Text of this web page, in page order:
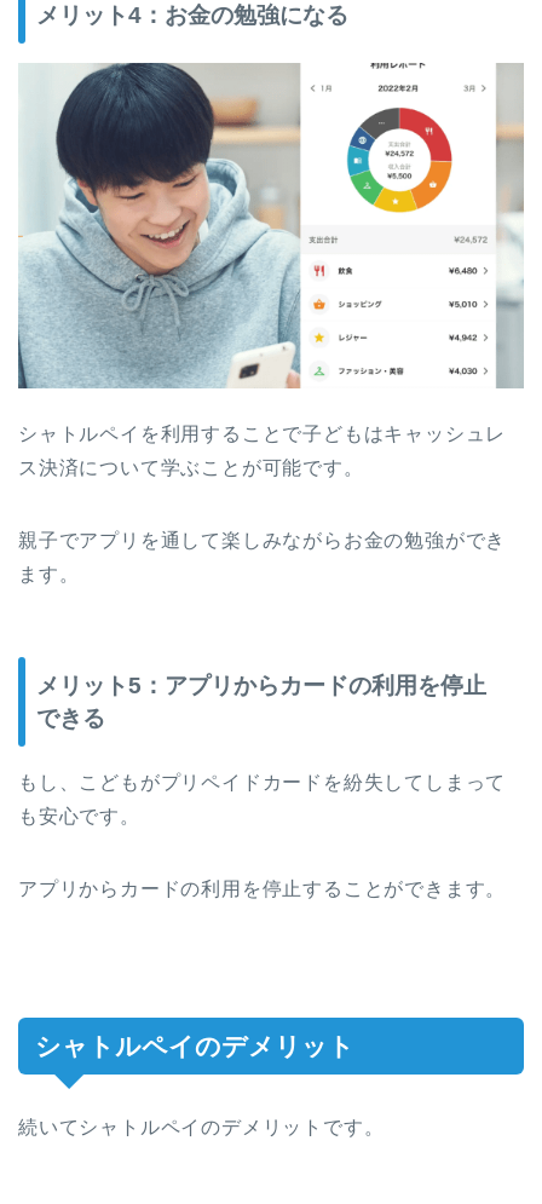
メリット4：お金の勉強になる
シャトルペイを利用することで子どもはキャッシュレ
ス決済について学ぶことが可能です。
親子でアプリを通して楽しみながらお金の勉強ができ
ます。
メリット5：アプリからカードの利用を停止
できる
もし、こどもがプリペイドカードを紛失してしまって
も安心です。
アプリからカードの利用を停止することができます。
シャトルペイのデメリット
続いてシャトルペイのデメリットです。